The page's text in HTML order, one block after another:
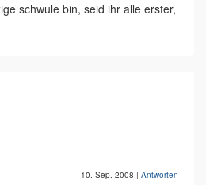
schwule bin, seid ihr alle erster,
10. Sep. 2008 | Antworten